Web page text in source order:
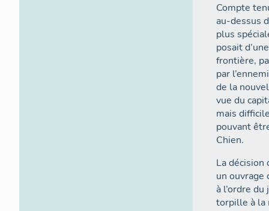
Compte
au-dessus
plus
posait
frontière,
par
de la
vue du
mais
pouvant
Chien.
La décision
un ouvrage
à l’ordre
torpille à la